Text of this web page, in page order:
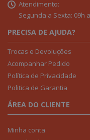
Atendimento:
Segunda a Sexta: 09h
PRECISA DE AJUDA?
Trocas e Devoluções
Acompanhar Pedido
Política de Privacidade
Politica de Garantia
ÁREA DO CLIENTE
Minha conta